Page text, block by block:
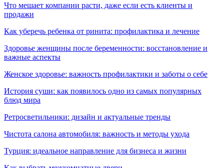
Что мешает компании расти, даже если есть клиенты и
продажи
Как уберечь ребенка от ринита: профилактика и лечение
Здоровье женщины после беременности: восстановление и
важные аспекты
Женское здоровье: важность профилактики и заботы о себе
История суши: как появилось одно из самых популярных
блюд мира
Ретросветильники: дизайн и актуальные тренды
Чистота салона автомобиля: важность и методы ухода
Турция: идеальное направление для бизнеса и жизни